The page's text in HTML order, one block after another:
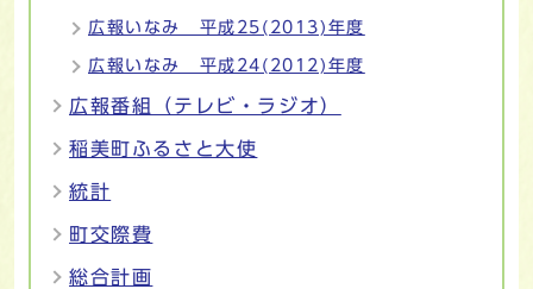
広報いなみ 平成25(2013)年度
広報いなみ 平成24(2012)年度
広報番組（テレビ・ラジオ）
稲美町ふるさと大使
統計
町交際費
総合計画